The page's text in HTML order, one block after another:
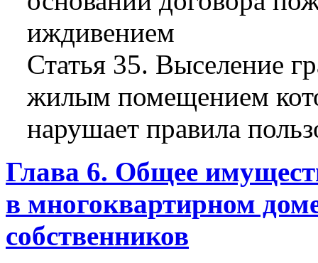
иждивением
Статья 35. Выселение
жилым помещением
нарушает правила
Глава 6. Общее
в многоквартирном
собственников